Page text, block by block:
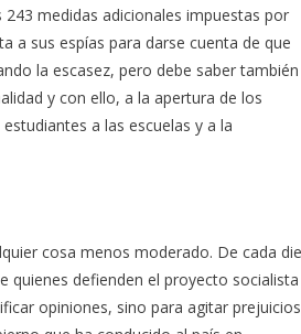
medidas adicionales impuestas por
a sus espías para darse cuenta de que
la escasez, pero debe saber también
y con ello, a la apertura de los
a las escuelas y a la
cosa menos moderado. De cada
quienes defienden el proyecto socialista
opiniones, sino para agitar